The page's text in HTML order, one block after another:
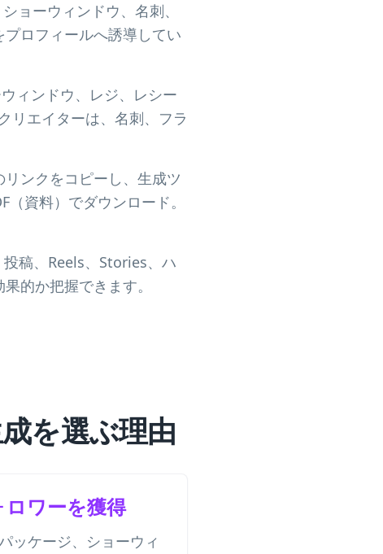
ョーウィンドウ、名刺、
ロフィールへ誘導してい
ィンドウ、レジ、レシー
リエイターは、名刺、フラ
ンクをコピーし、生成ツ
資料）でダウンロード。
稿、Reels、Stories、ハ
的か把握できます。
を選ぶ理由
ワーを獲得
ッケージ、ショーウィ